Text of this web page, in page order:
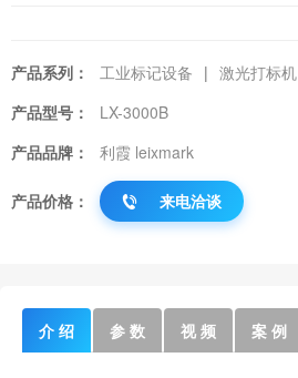
产品系列： 工业标记设备 | 激光打标机
产品型号：
LX-3000B
产品品牌：
利霞 leixmark
产品价格： 来电洽谈
介 绍 参 数 视 频 案 例